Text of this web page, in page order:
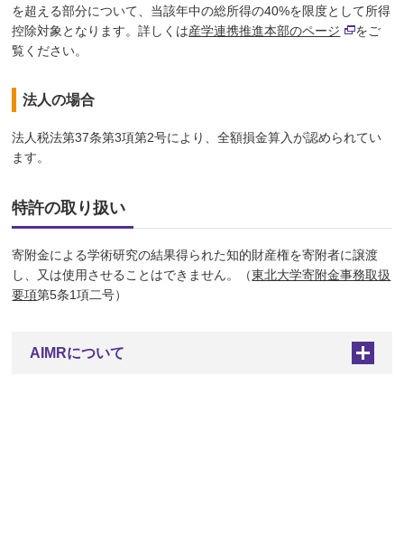
を超える部分について、当該年中の総所得の40%を限度として所得
控除対象となります。詳しくは産学連携推進本部のページ
をご
覧ください。
法人の場合
法人税法第37条第3項第2号により、全額損金算入が認められてい
ます。
特許の取り扱い
寄附金による学術研究の結果得られた知的財産権を寄附者に譲渡
し、又は使用させることはできません。（東北大学寄附金事務取扱
要項第5条1項二号）
AIMRについて +